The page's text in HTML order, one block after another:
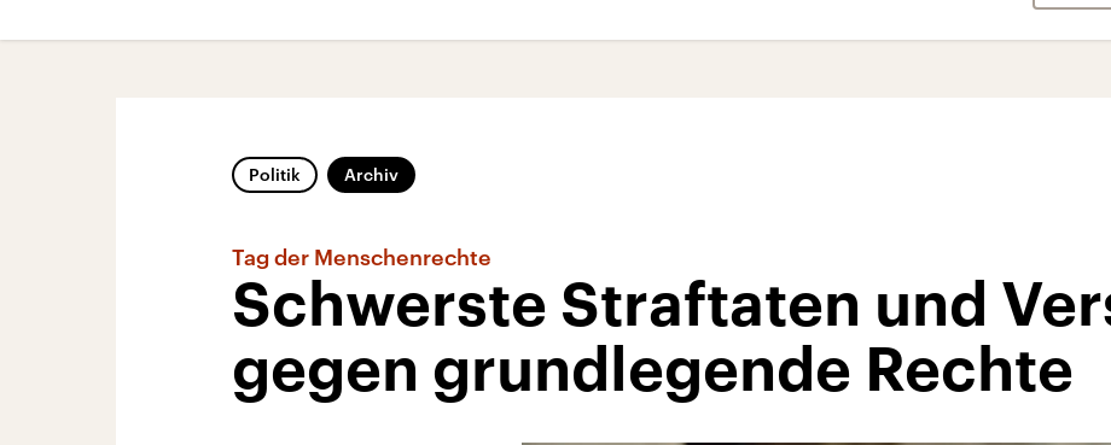
Politik Archiv
Tag der Menschenrechte
Schwerste Straftaten und
gegen grundlegende Rechte